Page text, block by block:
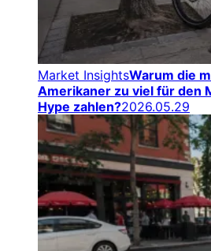
Market InsightsWarum die
Amerikaner zu viel für den
Hype zahlen?2026.05.29